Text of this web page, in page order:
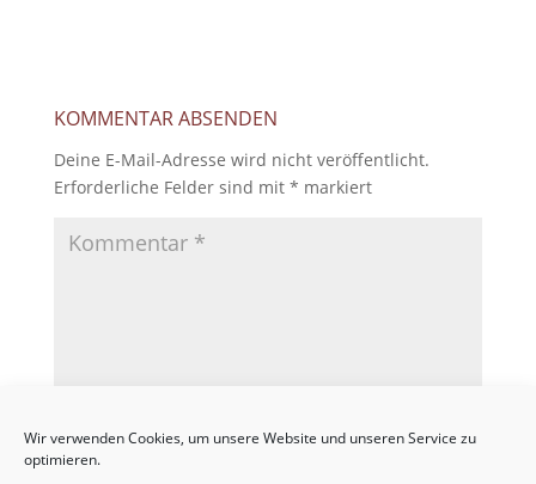
Wir verwenden Cookies, um unsere Website und unseren Service zu
optimieren.
KOMMENTAR ABSENDEN
Deine E-Mail-Adresse wird nicht veröffentlicht.
Erforderliche Felder sind mit * markiert